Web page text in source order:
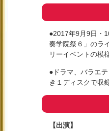
●2017年9月9日・
奏学院祭６」のラ
リーイベントの模
●ドラマ、バラエ
き１ディスクで収録
【出演】